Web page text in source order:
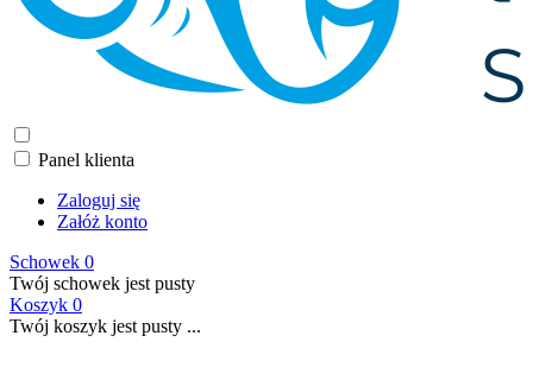
Panel klienta
Zaloguj się
Załóż konto
Schowek 0
Twój schowek jest pusty
Koszyk 0
Twój koszyk jest pusty ...